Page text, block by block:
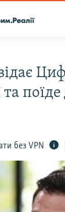
без VPN